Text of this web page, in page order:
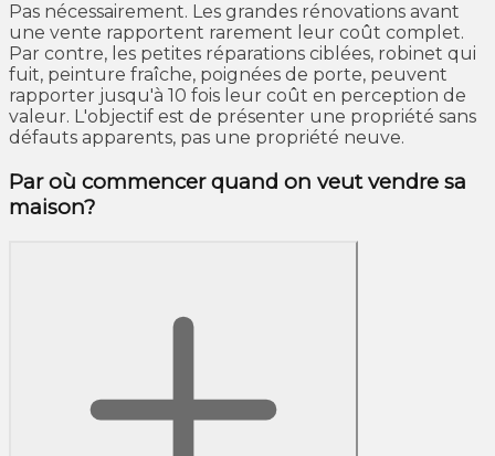
Pas nécessairement. Les grandes rénovations avant
une vente rapportent rarement leur coût complet.
Par contre, les petites réparations ciblées, robinet qui
fuit, peinture fraîche, poignées de porte, peuvent
rapporter jusqu'à 10 fois leur coût en perception de
valeur. L'objectif est de présenter une propriété sans
défauts apparents, pas une propriété neuve.
Par où commencer quand on veut vendre sa
maison?